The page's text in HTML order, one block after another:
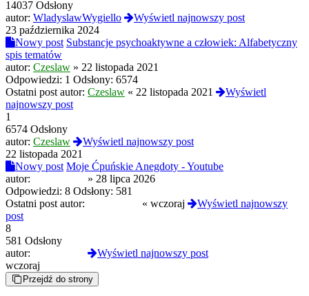
14037 Odsłony
autor: WladyslawWygiello
Wyświetl najnowszy post
23 października 2024
Nowy post Substancje psychoaktywne a człowiek: Alfabetyczny
spis tematów
autor: Czeslaw » 22 listopada 2021
Odpowiedzi: 1 Odsłony: 6574
Ostatni post autor: Czeslaw « 22 listopada 2021
Wyświetl
najnowszy post
1
6574 Odsłony
autor: Czeslaw
Wyświetl najnowszy post
22 listopada 2021
Nowy post Moje Ćpuńskie Anegdoty - Youtube
autor:
» 28 lipca 2026
Odpowiedzi: 8 Odsłony: 581
Ostatni post autor:
« wczoraj
Wyświetl najnowszy
post
8
581 Odsłony
autor:
Wyświetl najnowszy post
wczoraj
Przejdź do strony